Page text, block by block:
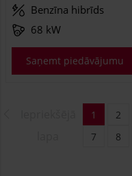
Benzīna hibrīds
68 kW
Saņemt piedāvājumu
1 2
7
8